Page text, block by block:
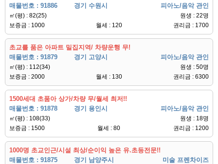
매물번호 : 91886
경기 수원시 피아노/음악 관인
㎡(평) : 82(25)
원생 : 22명
보증금 : 1000
월세 : 120 권리금 : 1700
초교를 품은 아파트 밀집지역/ 차량운행 무!
매물번호 : 91879
경기 고양시 피아노/음악 관인
㎡(평) : 112(34)
원생 : 50명
보증금 : 2000
월세 : 130 권리금 : 6300
1500세대 초품아 상가/차량 무/월세 최저!!
매물번호 : 91878
경기 용인시 피아노/음악 관인
㎡(평) : 108(33)
원생 : 18명
보증금 : 1500
월세 : 80 권리금 : 1200
1000명 초교인근/시설 최상/순이익 높은 유.초등전문!!
매물번호 : 91875
경기 남양주시 미술 프렌차이즈